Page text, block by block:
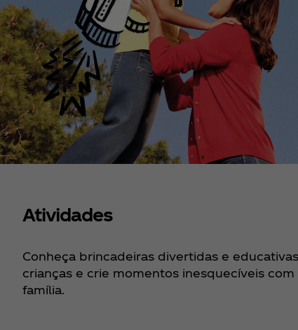
Atividades
Conheça brincadeiras divertidas e
crianças e crie momentos inesquecíveis com
família.